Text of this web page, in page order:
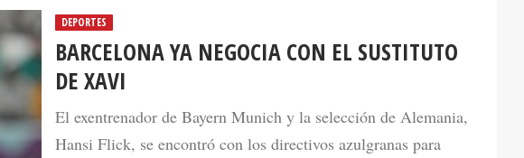
DEPORTES
BARCELONA YA NEGOCIA CON EL SUSTITUTO
DE XAVI
El exentrenador de Bayern Munich y la selección de Alemania,
Hansi Flick, se encontró con los directivos azulgranas para